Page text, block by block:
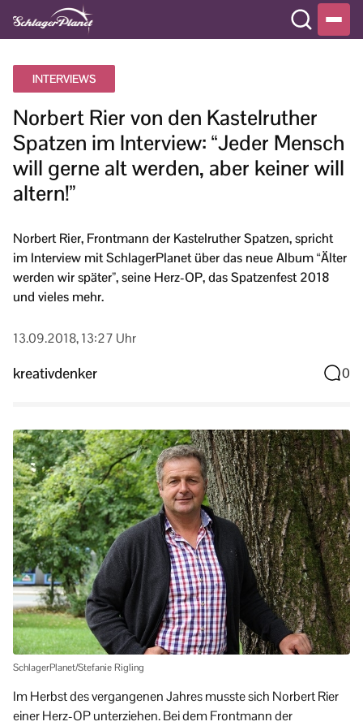
INTERVIEWS
Norbert Rier von den Kastelruther
Spatzen im Interview: “Jeder Mensch
will gerne alt werden, aber keiner will
altern!”
Norbert Rier, Frontmann der Kastelruther Spatzen, spricht
im Interview mit SchlagerPlanet über das neue Album “Älter
werden wir später”, seine Herz-OP, das Spatzenfest 2018
und vieles mehr.
13.09.2018, 13:27 Uhr
kreativdenker 0
SchlagerPlanet/Stefanie Rigling
Im Herbst des vergangenen Jahres musste sich Norbert Rier
einer Herz-OP unterziehen. Bei dem Frontmann der